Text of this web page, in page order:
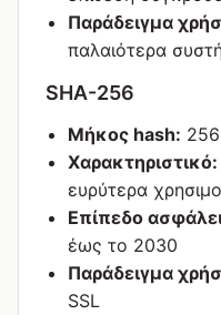
Παράδειγμα
παλαιότερα
SHA-256
Μήκος hash:
Χαρακτηριστικό:
ευρύτερα
Επίπεδο
έως το 2030
Παράδειγμα
SSL